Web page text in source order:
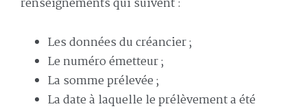
Les données du créancier ;
Le numéro émetteur ;
La somme prélevée ;
La date à laquelle le prélèvement a été